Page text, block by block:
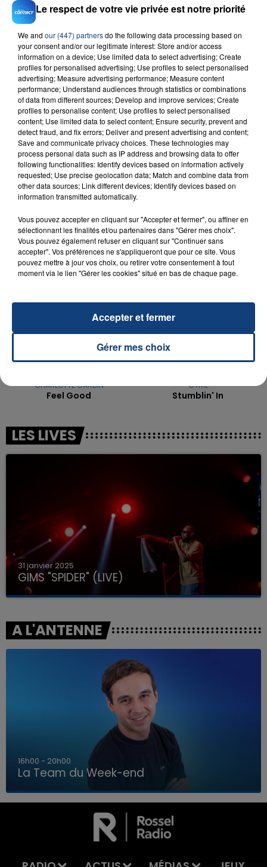
LA TEAM DU WEEK-END
INCENDIE MORTEL À LENS : UNE FEMME ET
SON BÉBÉ ENTRE LA VIE ET LA...
Un homme s'est immolé par le feu après avoir
aspergé sa compagne et leur bébé de trois mois
d'un liquide inflammable.
20 juillet 2026
UNE ADOLESCENTE DEVANT SE FAIRE
OPÉRER DE LA CHEVILLE RESSORT DE LA...
La famille a porté plainte contre la clinique qui a
reconnu sa responsabilité et présenté ses
excuses.
TITRES DIFFUSÉS
13h31
13h31
CHARLOTTE CARDIN
Feel Good
13h28
13h28
CYRIL
Stumblin' In
LES LIVES
31 janvier 2025
GIMS "SPIDER" (LIVE)
A L'ANTENNE
7h00 - 12h00
La Team du Week-end
Le respect de votre vie privée est notre priorité
We and our (447) partnersdo the following data processing based on
your consent and/or our legitimate interest: Store and/or access
information on a device; Use limited data to select advertising; Create
profiles for personalised advertising; Use profiles to select personalised
advertising; Measure advertising performance; Measure content
performance; Understand audiences through statistics or combinations
of data from different sources; Develop and improve services; Create
profiles to personalise content; Use profiles to select personalised
content; Use limited data to select content; Ensure security, prevent and
detect fraud, and fix errors; Deliver and present advertising and content;
Save and communicate privacy choices. These technologies may
process personal data such as IP address and browsing data to offer
following functionalities: Identify devices based on information actively
requested; Use precise geolocation data; Match and combine data from
other data sources; Link different devices; Identify devices based on
information transmitted automatically.
Vous pouvez accepter en cliquant sur "Accepter et fermer", ou affiner en
sélectionnant les finalités et/ou partenaires dans "Gérer mes choix".
Vous pouvez également refuser en cliquant sur "Continuer sans
accepter". Vos préférences ne s'appliqueront que pour ce site. Vous
pouvez mettre à jour vos choix, ou retirer votre consentement à tout
moment via le lien "Gérer les cookies" situé en bas de chaque page.
Gérer mes choix
Accepter et fermer